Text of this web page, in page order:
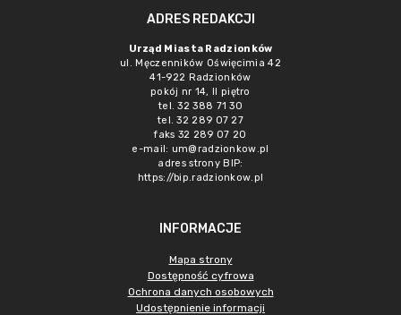
ADRES REDAKCJI
Urząd Miasta Radzionków
ul. Męczenników Oświęcimia 42
41-922 Radzionków
pokój nr 14, II piętro
tel. 32 388 71 30
tel. 32 289 07 27
faks 32 289 07 20
e-mail: um@radzionkow.pl
adres strony BIP:
https://bip.radzionkow.pl
INFORMACJE
Mapa strony
Dostępność cyfrowa
Ochrona danych osobowych
Udostępnienie informacji